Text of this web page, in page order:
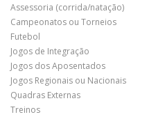
Assessoria (corrida/natação)
Campeonatos ou Torneios
Futebol
Jogos de Integração
Jogos dos Aposentados
Jogos Regionais ou Nacionais
Quadras Externas
Treinos